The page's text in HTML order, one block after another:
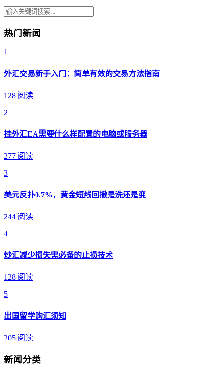
热门新闻
1
外汇交易新手入门：简单有效的交易方法指南
128 阅读
2
挂外汇EA需要什么样配置的电脑或服务器
277 阅读
3
美元反扑0.7%，黄金短线回撤是洗还是变
244 阅读
4
炒汇减少损失需必备的止损技术
128 阅读
5
出国留学购汇须知
205 阅读
新闻分类